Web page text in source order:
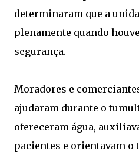
determinaram que a
plenamente quando
segurança.
Moradores e
ajudaram durante o
ofereceram água,
pacientes e orientavam